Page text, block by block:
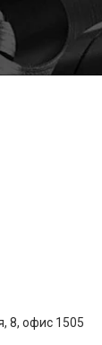
8, офис 1505